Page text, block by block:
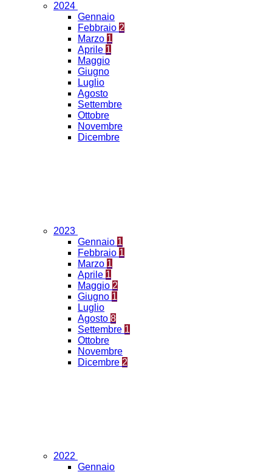
2024
Gennaio
Febbraio 2
Marzo 1
Aprile 1
Maggio
Giugno
Luglio
Agosto
Settembre
Ottobre
Novembre
Dicembre
2023
Gennaio 1
Febbraio 1
Marzo 1
Aprile 1
Maggio 2
Giugno 1
Luglio
Agosto 8
Settembre 1
Ottobre
Novembre
Dicembre 2
2022
Gennaio